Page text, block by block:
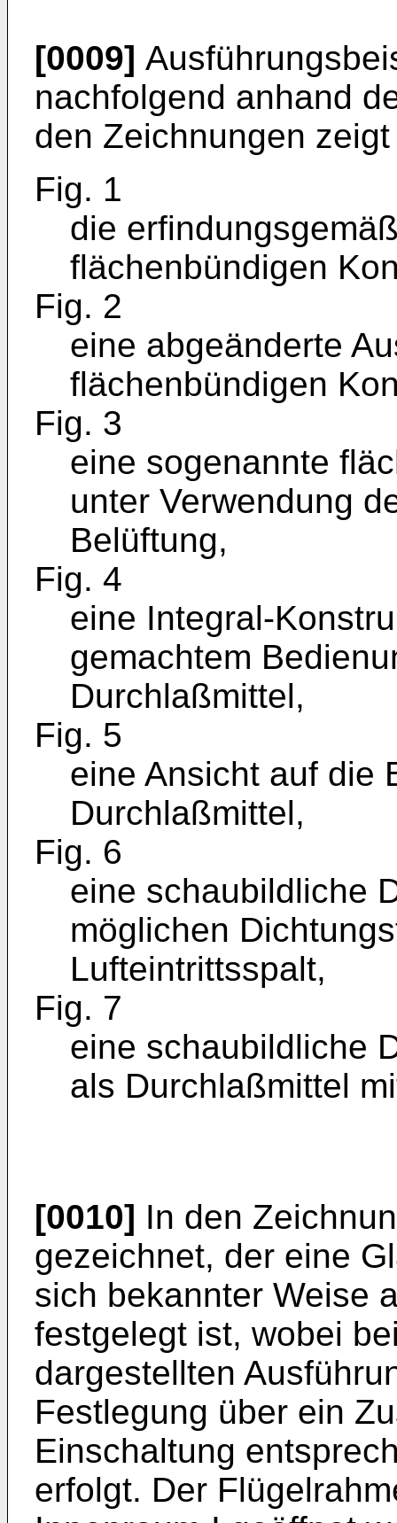
[0009]
nachfolgend anhand
den Zeichnungen zeigt
Fig. 1
die
flächenbündigen
Fig. 2
eine abgeänderte
flächenbündigen
Fig. 3
eine sogenannte
unter Verwendung
Belüftung,
Fig. 4
eine Integral-
gemachtem
Durchlaßmittel,
Fig. 5
eine Ansicht auf die
Durchlaßmittel,
Fig. 6
eine schaubildliche
möglichen
Lufteintrittsspalt,
Fig. 7
eine schaubildliche
als Durchlaßmittel
[0010] In den
gezeichnet, der eine
sich bekannter Weise
festgelegt ist, wobei
dargestellten
Festlegung über ein
Einschaltung
erfolgt. Der